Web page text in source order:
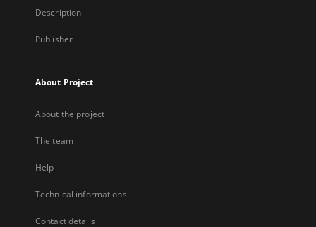
Description
Publisher
About Project
About the project
The team
Help
Technical informations
Contact details